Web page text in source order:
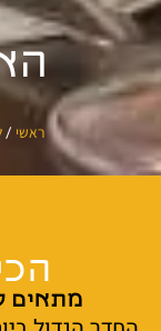
ראשי /
מתאים